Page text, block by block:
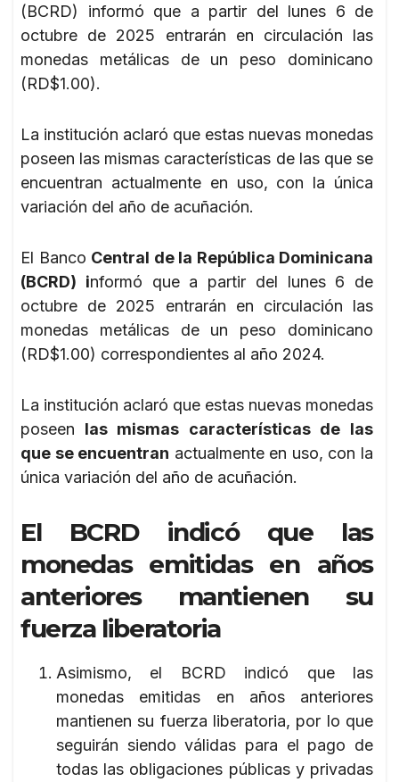
(BCRD) informó que a partir del lunes 6 de
octubre de 2025 entrarán en circulación las
monedas metálicas de un peso dominicano
(RD$1.00).
La institución aclaró que estas nuevas monedas
poseen las mismas características de las que se
encuentran actualmente en uso, con la única
variación del año de acuñación.
El Banco Central de la República Dominicana
(BCRD) informó que a partir del lunes 6 de
octubre de 2025 entrarán en circulación las
monedas metálicas de un peso dominicano
(RD$1.00) correspondientes al año 2024.
La institución aclaró que estas nuevas monedas
poseen las mismas características de las
que se encuentran actualmente en uso, con la
única variación del año de acuñación.
El BCRD indicó que las
monedas emitidas en años
anteriores mantienen su
fuerza liberatoria
Asimismo, el BCRD indicó que las
monedas emitidas en años anteriores
mantienen su fuerza liberatoria, por lo que
seguirán siendo válidas para el pago de
todas las obligaciones públicas y privadas